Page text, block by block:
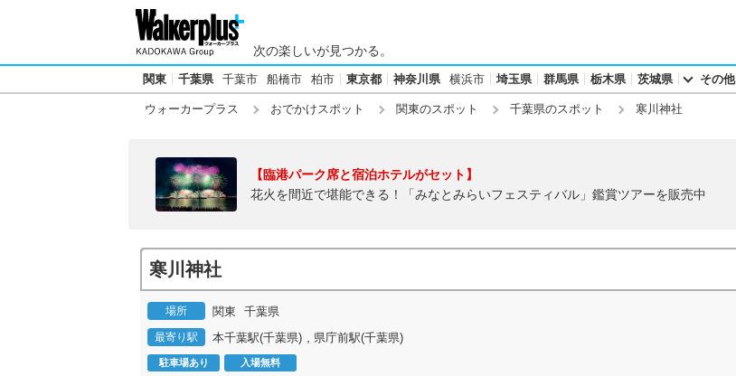
次の楽しいが見つかる。
関東 千葉県 千葉市 船橋市 柏市 東京都 神奈川県 横浜市 埼玉県 群馬県 栃木県 茨城県 その他
ウォーカープラス おでかけスポット 関東のスポット 千葉県のスポット 寒川神社
【臨港パーク席と宿泊ホテルがセット】
花火を間近で堪能できる！「みなとみらいフェスティバル」鑑賞ツアーを販売中
寒川神社
場所 関東 千葉県
最寄り駅 本千葉駅(千葉県) 県庁前駅(千葉県)
駐車場あり 入場無料